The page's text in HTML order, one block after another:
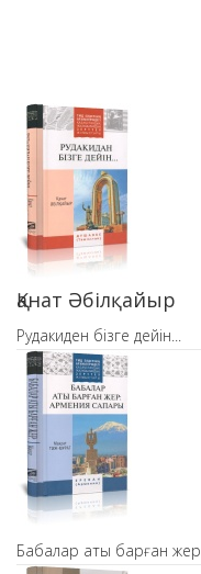
Қанат Әбілқайыр
Рудакиден бізге дейін...
Бабалар аты барған жер